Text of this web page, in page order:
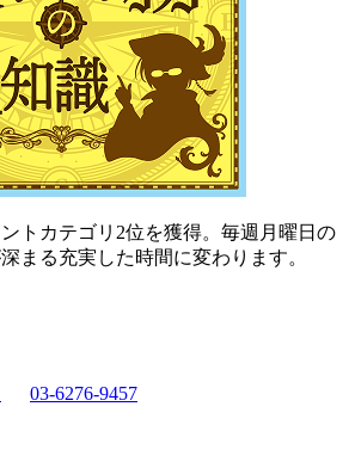
トカテゴリ2位を獲得。毎週月曜日の
まる充実した時間に変わります。
03-6276-9457